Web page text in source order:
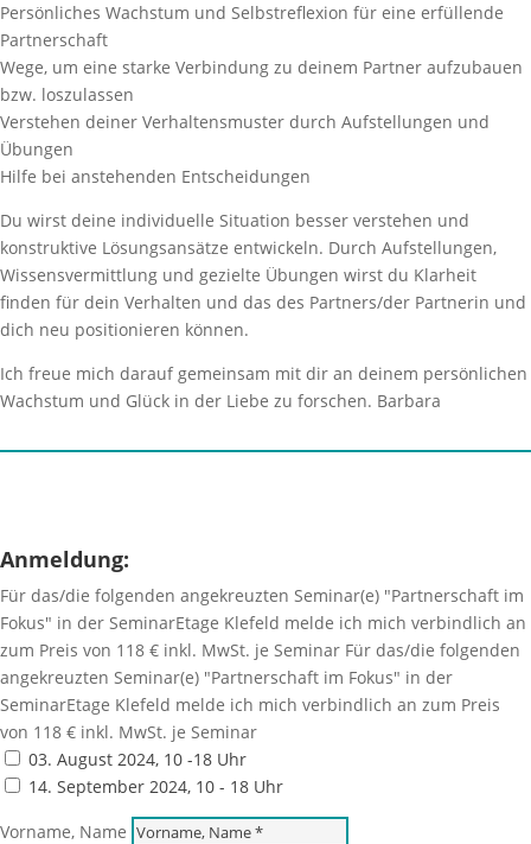
Persönliches Wachstum und Selbstreflexion für eine erfüllende
Partnerschaft
Wege, um eine starke Verbindung zu deinem Partner aufzubauen
bzw. loszulassen
Verstehen deiner Verhaltensmuster durch Aufstellungen und
Übungen
Hilfe bei anstehenden Entscheidungen
Du wirst deine individuelle Situation besser verstehen und
konstruktive Lösungsansätze entwickeln. Durch Aufstellungen,
Wissensvermittlung und gezielte Übungen wirst du Klarheit
finden für dein Verhalten und das des Partners/der Partnerin und
dich neu positionieren können.
Ich freue mich darauf gemeinsam mit dir an deinem persönlichen
Wachstum und Glück in der Liebe zu forschen. Barbara
Anmeldung:
Für das/die folgenden angekreuzten Seminar(e) "Partnerschaft im
Fokus" in der SeminarEtage Klefeld melde ich mich verbindlich an
zum Preis von 118 € inkl. MwSt. je Seminar Für das/die folgenden
angekreuzten Seminar(e) "Partnerschaft im Fokus" in der
SeminarEtage Klefeld melde ich mich verbindlich an zum Preis
von 118 € inkl. MwSt. je Seminar
03. August 2024, 10 -18 Uhr
14. September 2024, 10 - 18 Uhr
Vorname, Name